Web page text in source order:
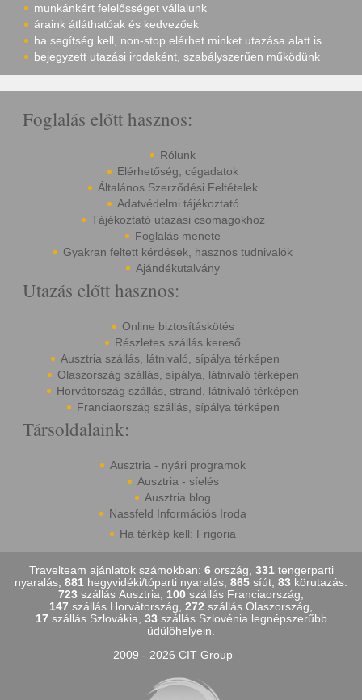
munkánkért felelősséget vállalunk
áraink átláthatóak és kedvezőek
ha segítség kell, non-stop elérhet minket utazása alatt is
bejegyzett utazási irodaként, szabályszerűen működünk
Foglalás előtt hasznos:
Rólunk
Elérhetőség, cégadatok
Általános Szerződési Feltételek
Adatvédelmi tájékoztató
Tájékoztató utazási csomagokhoz
Foglalás menete
Gyakran feltett kérdések, hasznos tudnivalók
Ajándékutalvány
Utazás előtt hasznos:
Online biztosításkötés
Részletes szállás kereső
Ausztria szállás, látnivaló, sípálya térképen
Olaszország szállás, sípálya, látnivaló térképen
Horvátország szállás, strand, látnivaló térképen
Franciaország szállás, sípálya térképen
Társoldalaink:
Ausztria - nyári programok
Ausztria - síelés
Ausztria blog
Nassfeld Információs Iroda
Ha térkép kell: Frigoria
Travelteam ajánlatok számokban: 6ország, 331tengerparti
nyaralás, 881 hegyvidéki/tóparti nyaralás, 865 síút, 83 körutazás.
723 szállás Ausztria, 100 szállás Franciaország,
147 szállás Horvátország, 272 szállás Olaszország,
17 szállás Szlovákia, 33 szállás Szlovénia legnépszerűbb
üdülőhelyein.
2009 - 2026 CIT Group